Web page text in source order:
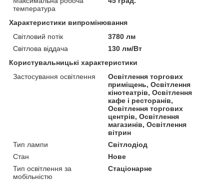
температура
Характеристики випромінювання
Світловий потік
3780 лм
Світлова віддача
130 лм/Вт
Користувальницькі характеристики
Застосування освітлення
Освітлення торгових
приміщень, Освітлення
кінотеатрів, Освітлення
кафе і ресторанів,
Освітлення торгових
центрів, Освітлення
магазинів, Освітлення
вітрин
Тип лампи
Світлодіод
Стан
Нове
Тип освітлення за
мобільністю
Стаціонарне